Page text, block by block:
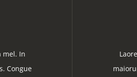
mel. In
Congue